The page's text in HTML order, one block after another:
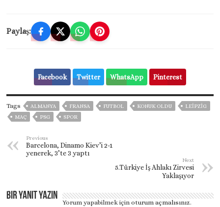
Paylaş:
Facebook Twitter WhatsApp Pinterest
Tags ALMANYA FRANSA FUTBOL KONUK OLDU
LEIPZIG
MAÇ
PSG SPOR
Previous
Barcelona, Dinamo Kiev’i 2-1
yenerek, 3’te 3 yaptı
Next
5.Türkiye İş Ahlakı Zirvesi
Yaklaşıyor
Bir yanıt yazın
Yorum yapabilmek içinoturum açmalısınız.